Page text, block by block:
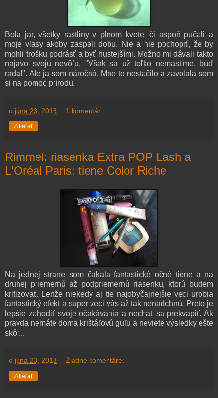
Bola jar, všetky rastliny v plnom kvete, či aspoň pučali a
moje vlasy akoby zaspali dobu. Nie a nie pochopiť, že by
mohli trošku podrásť a byť hustejšími. Možno mi dávali takto
najavo svoju nevôľu. "Však sa už toľko nemastíme, buď
rada!". Ale ja som náročná. Mne to nestačilo a zavolala som
si na pomoc prírodu.
o júna 23, 2013 1 komentár:
Zdieľať
Rimmel: riasenka Extra POP Lash a
L'Oréal Paris: tiene Color Riche
Na jednej strane som čakala fantastické očné tiene a na
druhej priemernú až podpriemernú riasenku, ktorú budem
kritizovať. Lenže niekedy aj tie najobyčajnejšie veci urobia
fantastický efekt a super veci vás až tak nenadchnú. Preto je
lepšie zahodiť svoje očakávania a nechať sa prekvapiť. Ak
pravda nemáte doma krištáľovú guľu a neviete výsledky ešte
skôr...
o júna 23, 2013 Žiadne komentáre:
Zdieľať